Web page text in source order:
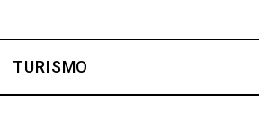
TURISMO